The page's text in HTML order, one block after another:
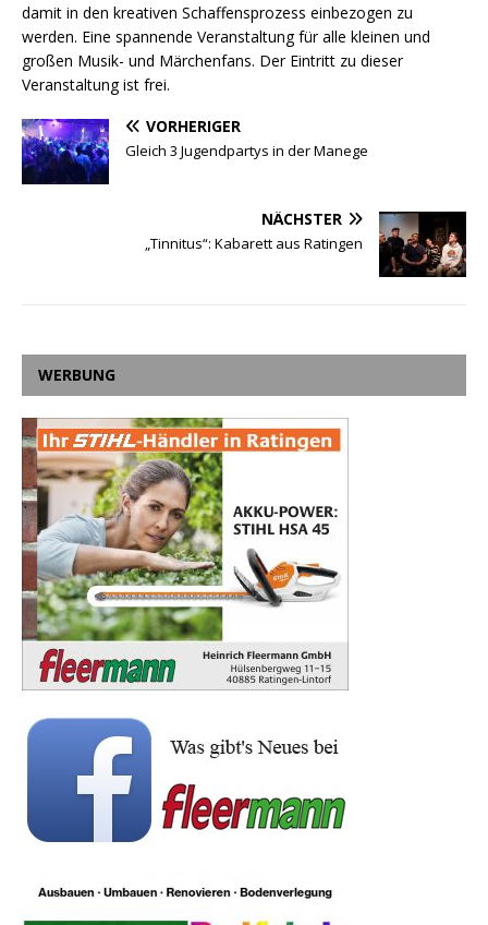
damit in den kreativen Schaffensprozess einbezogen zu
werden. Eine spannende Veranstaltung für alle kleinen und
großen Musik- und Märchenfans. Der Eintritt zu dieser
Veranstaltung ist frei.
VORHERIGER
Gleich 3 Jugendpartys in der Manege
NÄCHSTER
„Tinnitus“: Kabarett aus Ratingen
WERBUNG